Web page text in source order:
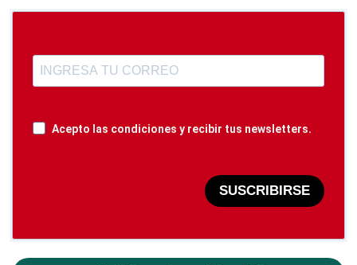
Acepto las condiciones y recibir tus newsletters.
SUSCRIBIRSE